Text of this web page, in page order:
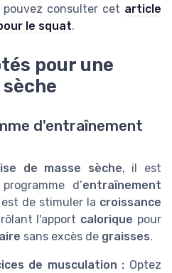
consulter cet article
le squat.
pour une
d'entraînement
de masse sèche, il est
d’entraînement
de stimuler la croissance
l'apport calorique pour
sans excès de graisses.
de musculation : Optez